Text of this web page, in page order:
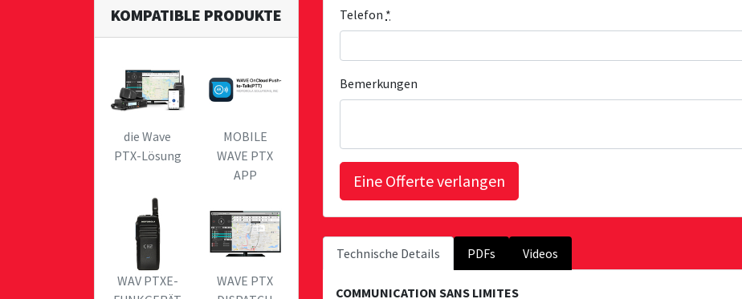
Telefon *
Bemerkungen
Technische Details PDFs Videos
COMMUNICATION SANS LIMITES
KOMPATIBLE PRODUKTE
die Wave
PTX-Lösung
MOBILE
WAVE PTX
APP
WAV PTXE-
WAVE PTX